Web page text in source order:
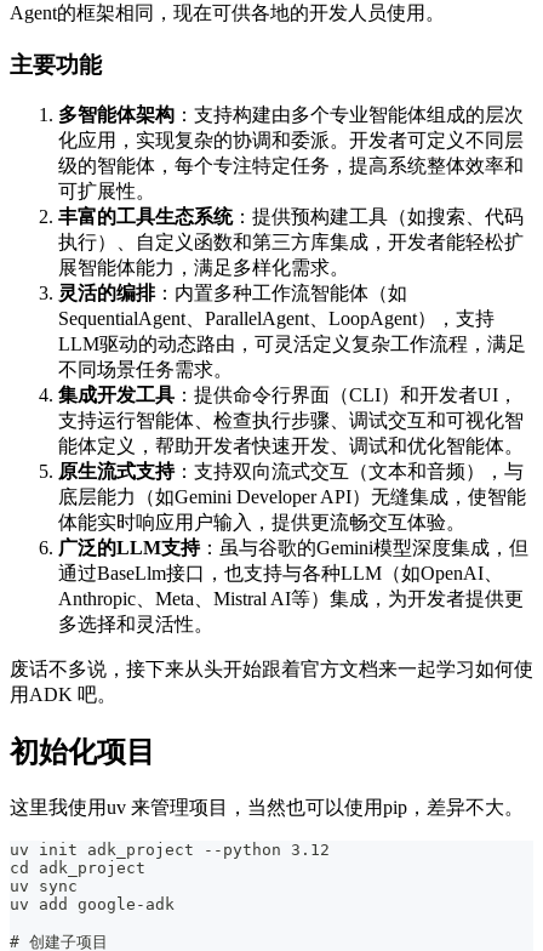
Agent的框架相同，现在可供各地的开发人员使用。
主要功能
多智能体架构 ：支持构建由多个专业智能体组成的层次
化应用，实现复杂的协调和委派。开发者可定义不同层
级的智能体，每个专注特定任务，提高系统整体效率和
可扩展性。
丰富的工具生态系统：提供预构建工具（如搜索、代码
执行）、自定义函数和第三方库集成，开发者能轻松扩
展智能体能力，满足多样化需求。
灵活的编排：内置多种工作流智能体（如
SequentialAgent、ParallelAgent、LoopAgent），支持
LLM驱动的动态路由，可灵活定义复杂工作流程，满足
不同场景任务需求。
集成开发工具 ：提供命令行界面（CLI）和开发者UI，
支持运行智能体、检查执行步骤、调试交互和可视化智
能体定义，帮助开发者快速开发、调试和优化智能体。
原生流式支持：支持双向流式交互（文本和音频），与
底层能力（如Gemini Developer API）无缝集成，使智能
体能实时响应用户输入，提供更流畅交互体验。
广泛的LLM支持：虽与谷歌的Gemini模型深度集成，但
通过BaseLlm接口，也支持与各种LLM（如OpenAI、
Anthropic、Meta、Mistral AI等）集成，为开发者提供更
多选择和灵活性。
废话不多说，接下来从头开始跟着官方文档来一起学习如何使
用ADK 吧。
初始化项目
这里我使用uv 来管理项目，当然也可以使用pip，差异不大。
uv init adk_project --python 3.12
cd adk_project
uv sync
uv add google-adk
# 创建子项目